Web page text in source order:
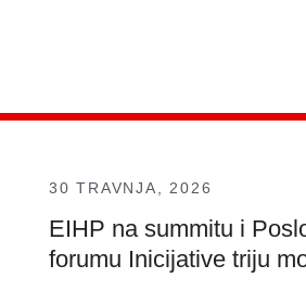
30 TRAVNJA, 2026
EIHP na summitu i
forumu Inicijative triju